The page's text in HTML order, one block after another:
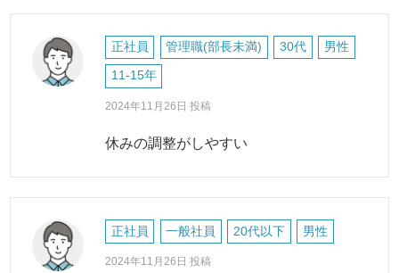
正社員 管理職(部長未満) 30代 男性
11-15年
2024年11月26日 投稿
休みの調整がしやすい
正社員 一般社員 20代以下 男性
2024年11月26日 投稿